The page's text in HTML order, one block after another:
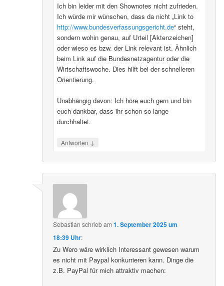
Ich bin leider mit den Shownotes nicht zufrieden.
Ich würde mir wünschen, dass da nicht „Link to
http://www.bundesverfassungsgericht.de“ steht,
sondern wohin genau, auf Urteil [Aktenzeichen]
oder wieso es bzw. der Link relevant ist. Ähnlich
beim Link auf die Bundesnetzagentur oder die
Wirtschaftswoche. Dies hilft bei der schnelleren
Orientierung.
Unabhängig davon: Ich höre euch gern und bin
euch dankbar, dass ihr schon so lange
durchhaltet.
Antworten ↓
Sebastian schriebam1. September 2025 um
18:39 Uhr:
Zu Wero wäre wirklich Interessant gewesen warum
es nicht mit Paypal konkurrieren kann. Dinge die
z.B. PayPal für mich attraktiv machen: